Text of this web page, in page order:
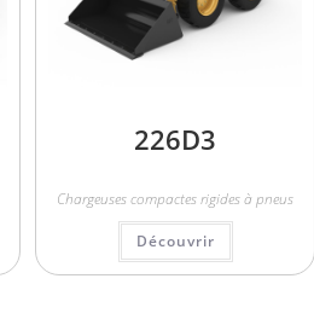
226D3
Chargeuses compactes rigides à pneus
Découvrir